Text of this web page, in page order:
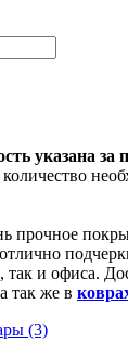
указана за
количество
прочное
так и офиса.
так же в
(3)